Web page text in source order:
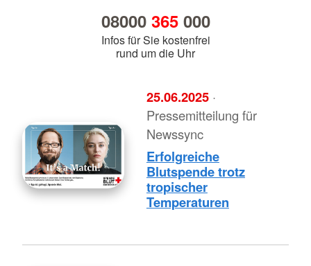
08000 365000
Infos für Sie kostenfrei
rund um die Uhr
25.06.2025 ·
Pressemitteilung für
Newssync
Erfolgreiche
Blutspende trotz
tropischer
Temperaturen